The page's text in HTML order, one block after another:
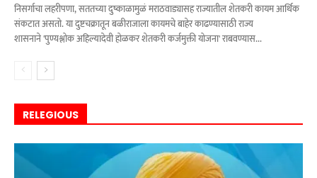
निसर्गाचा लहरीपणा, सततच्या दुष्काळामुळं मराठवाड्यासह राज्यातील शेतकरी कायम आर्थिक
संकटात असतो. या दुष्टचक्रातून बळीराजाला कायमचे बाहेर काढण्यासाठी राज्य
शासनाने 'पुण्यश्लोक अहिल्यादेवी होळकर शेतकरी कर्जमुक्ती योजना' राबवण्यास...
RELEGIOUS